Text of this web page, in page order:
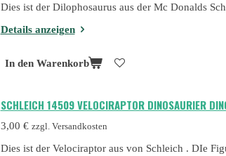
Dies ist der Dilophosaurus aus der Mc Donalds
Details anzeigen
In den Warenkorb
SCHLEICH 14509 VELOCIRAPTOR DINOSAURIER
3,00 € zzgl. Versandkosten
Dies ist der Velociraptor aus von Schleich . DIe